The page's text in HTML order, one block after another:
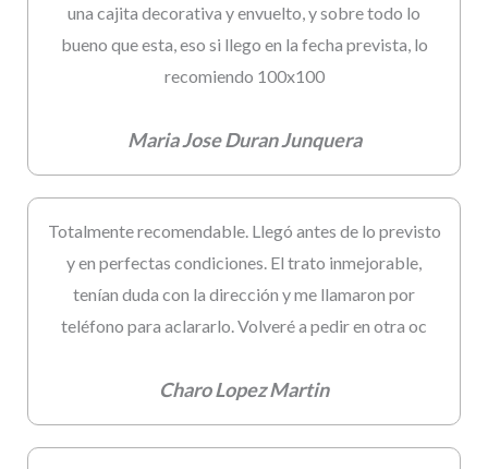
una cajita decorativa y envuelto, y sobre todo lo
bueno que esta, eso si llego en la fecha prevista, lo
recomiendo 100x100
Maria Jose Duran Junquera
Totalmente recomendable. Llegó antes de lo previsto
y en perfectas condiciones. El trato inmejorable,
tenían duda con la dirección y me llamaron por
teléfono para aclararlo. Volveré a pedir en otra oc
Charo Lopez Martin